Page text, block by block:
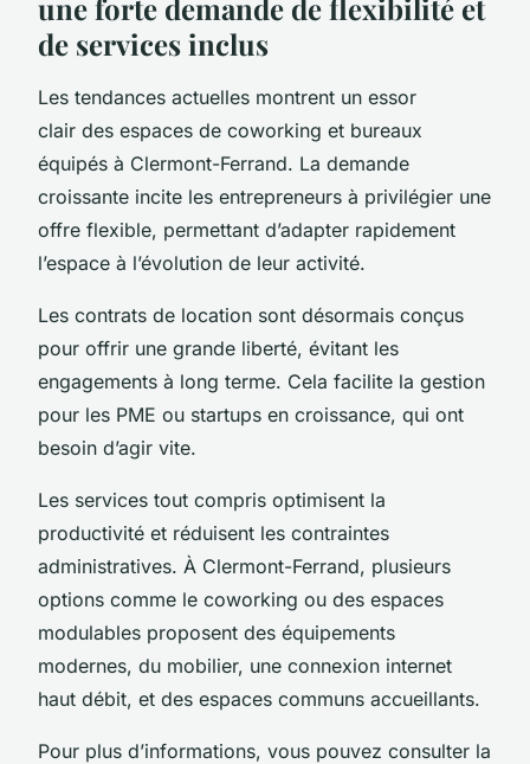
une forte demande de flexibilité et
de services inclus
Les tendances actuelles montrent un essor
clair des espaces de coworking et bureaux
équipés à Clermont-Ferrand. La demande
croissante incite les entrepreneurs à privilégier une
offre flexible, permettant d’adapter rapidement
l’espace à l’évolution de leur activité.
Les contrats de location sont désormais conçus
pour offrir une grande liberté, évitant les
engagements à long terme. Cela facilite la gestion
pour les PME ou startups en croissance, qui ont
besoin d’agir vite.
Les services tout compris optimisent la
productivité et réduisent les contraintes
administratives. À Clermont-Ferrand, plusieurs
options comme le coworking ou des espaces
modulables proposent des équipements
modernes, du mobilier, une connexion internet
haut débit, et des espaces communs accueillants.
Pour plus d’informations, vous pouvez consulter la